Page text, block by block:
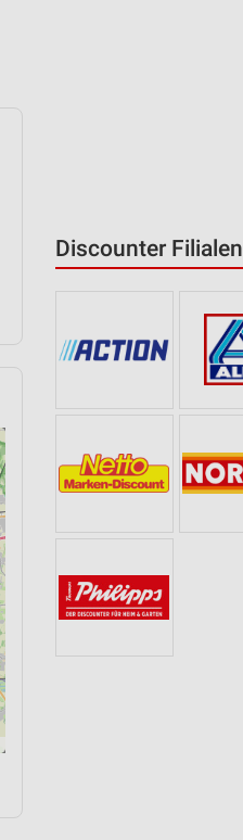
Discounter Filialen